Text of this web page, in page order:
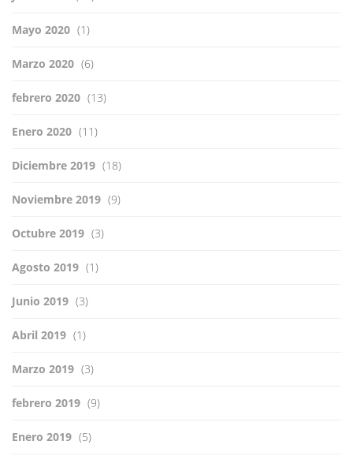
Mayo 2020 (1)
Marzo 2020 (6)
febrero 2020 (13)
Enero 2020 (11)
Diciembre 2019 (18)
Noviembre 2019 (9)
Octubre 2019 (3)
Agosto 2019 (1)
Junio 2019 (3)
Abril 2019 (1)
Marzo 2019 (3)
febrero 2019 (9)
Enero 2019 (5)